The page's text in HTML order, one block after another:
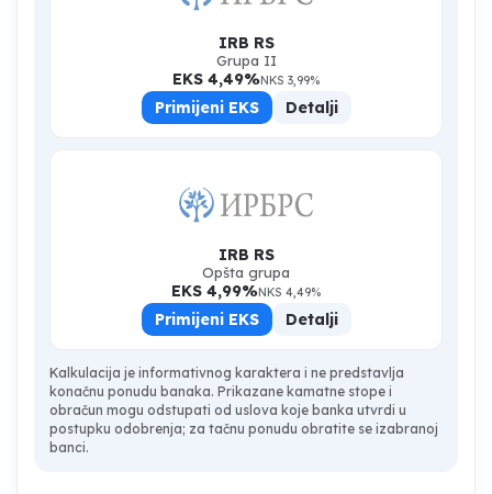
IRB RS
Grupa II
EKS 4,49%NKS 3,99%
Primijeni EKS Detalji
IRB RS
Opšta grupa
EKS 4,99%NKS 4,49%
Primijeni EKS Detalji
Kalkulacija je informativnog karaktera i ne predstavlja
konačnu ponudu banaka. Prikazane kamatne stope i
obračun mogu odstupati od uslova koje banka utvrdi u
postupku odobrenja; za tačnu ponudu obratite se izabranoj
banci.